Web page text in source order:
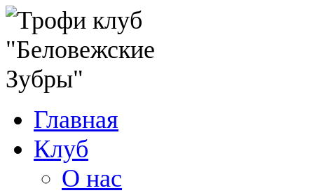
Главная
Клуб
О нас